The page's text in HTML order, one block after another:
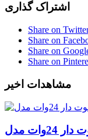
اشتراک گذاری
Share on
Share on
Share on
Share on
مشاهدات اخیر